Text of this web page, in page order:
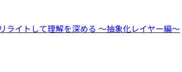
イトして理解を深める 〜抽象化レイヤー編〜